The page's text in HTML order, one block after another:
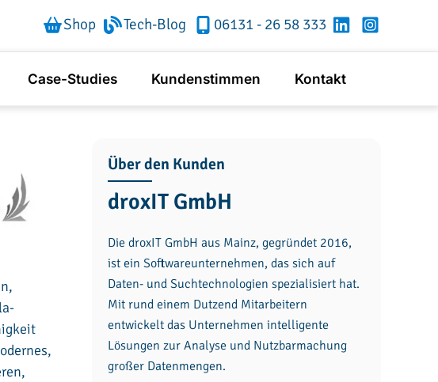
Shop Tech-Blog 06131 - 26 58 333
RheinMainTech
bei
LinkedIn
bei
Case-Studies Kundenstimmen Kontakt
Über den Kunden
droxIT GmbH
Die droxIT GmbH aus Mainz, gegründet 2016,
ist ein Softwareunternehmen, das sich auf
Daten- und Suchtechnologien spezialisiert hat.
Mit rund einem Dutzend Mitarbeitern
entwickelt das Unternehmen intelligente
Lösungen zur Analyse und Nutzbarmachung
großer Datenmengen.